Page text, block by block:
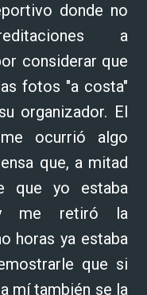
donde no
a
considerar que
fotos "a costa"
organizador. El
ocurrió algo
que, a mitad
que yo estaba
me retiró la
horas ya estaba
que si
mí también se la